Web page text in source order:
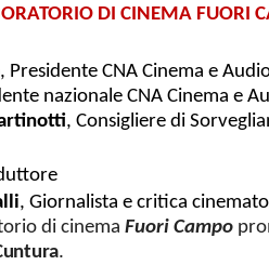
DI CINEMA FUORI
, Presidente CNA Cinema e
nazionale CNA Cinema e
, Consigliere di
, Giornalista e critica
di cinema Fuori Campo
.